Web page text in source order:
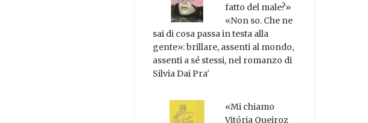
fatto del male?»
«Non so. Che ne
sai di cosa passa in testa alla
gente»: brillare, assenti al mondo,
assenti a sé stessi, nel romanzo di
Silvia Dai Pra'
«Mi chiamo
Vitória Queiroz